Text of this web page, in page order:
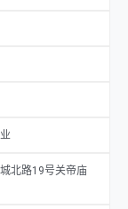
商品）;广告设
网信息服务。（依
北路19号关帝庙